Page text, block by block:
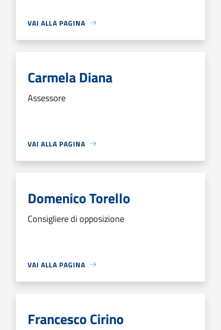
VAI ALLA PAGINA
Carmela Diana
Assessore
VAI ALLA PAGINA
Domenico Torello
Consigliere di opposizione
VAI ALLA PAGINA
Francesco Cirino